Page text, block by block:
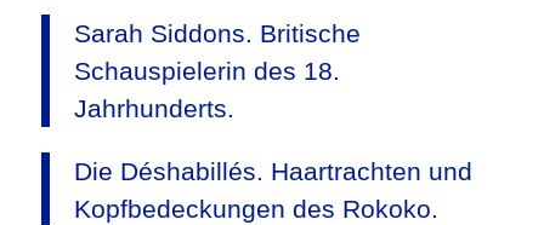
Sarah Siddons. Britische
Schauspielerin des 18.
Jahrhunderts.
Die Déshabillés. Haartrachten und
Kopfbedeckungen des Rokoko.